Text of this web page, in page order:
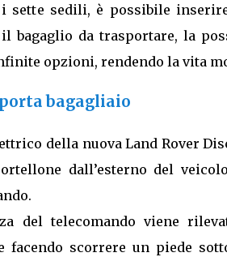
sette sedili, è possibile
il bagaglio da trasportare, la
opzioni, rendendo la vita
bagagliaio
della nuova Land Rover
dall’esterno del
del telecomando viene
facendo scorrere un piede